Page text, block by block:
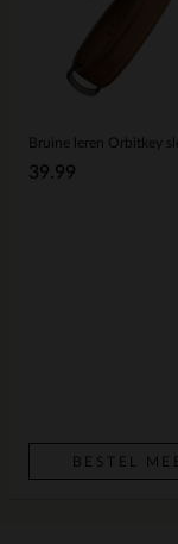
39.99
BESTEL MEE